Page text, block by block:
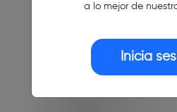
a lo mejor de
Inicia